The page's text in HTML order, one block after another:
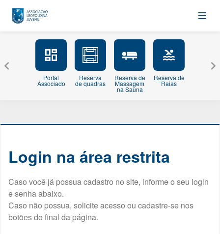
Portal
Associado
Reserva
de quadras
Reserva de
Massagem
na Sauna
Reserva de
Raias
Login na área restrita
Caso você já possua cadastro no site, informe o seu login
e senha abaixo.
Caso não possua, solicite acesso ou cadastre-se nos
botões do final da página.